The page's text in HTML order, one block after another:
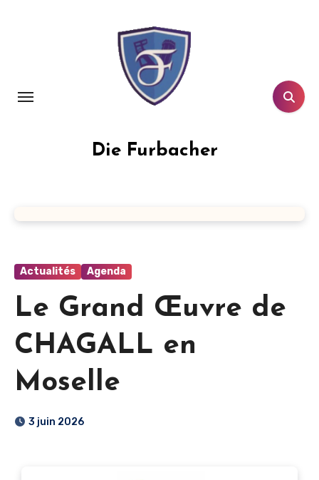
Die Furbacher
Actualités Agenda
Le Grand Œuvre de
CHAGALL en
Moselle
3 juin 2026